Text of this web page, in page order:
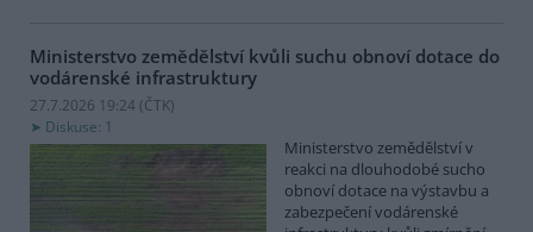
Ministerstvo zemědělství kvůli suchu obnoví dotace do
vodárenské infrastruktury
27.7.2026 19:24 (ČTK)
Diskuse: 1
Ministerstvo zemědělství v
reakci na dlouhodobé sucho
obnoví dotace na výstavbu a
zabezpečení vodárenské